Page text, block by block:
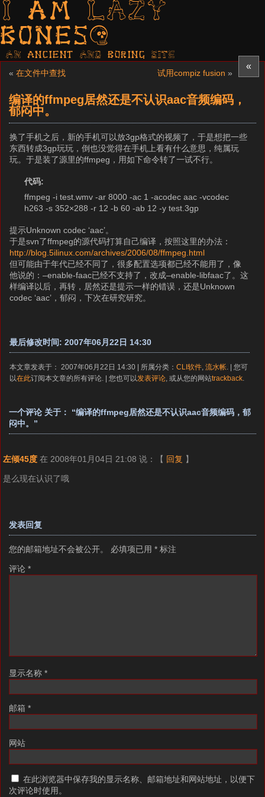
I am LAZY
bones?
AN ancient AND boring SITE
«
« 在文件中查找 试用compiz fusion »
编译的ffmpeg居然还是不认识aac音频编码，
郁闷中。
换了手机之后，新的手机可以放3gp格式的视频了，于是想把一些
东西转成3gp玩玩，倒也没觉得在手机上看有什么意思，纯属玩
玩。于是装了源里的ffmpeg，用如下命令转了一试不行。
代码:
ffmpeg -i test.wmv -ar 8000 -ac 1 -acodec aac -vcodec
h263 -s 352×288 -r 12 -b 60 -ab 12 -y test.3gp
提示Unknown codec ‘aac’。
于是svn了ffmpeg的源代码打算自己编译，按照这里的办法：
http://blog.5ilinux.com/archives/2006/08/ffmpeg.html
但可能由于年代已经不同了，很多配置选项都已经不能用了，像
他说的：–enable-faac已经不支持了，改成–enable-libfaac了。这
样编译以后，再转，居然还是提示一样的错误，还是Unknown
codec ‘aac’，郁闷，下次在研究研究。
最后修改时间: 2007年06月22日 14:30
本文章发表于： 2007年06月22日 14:30 | 所属分类：CLI软件 ,流水帐 . | 您可
以在此订阅本文章的所有评论. | 您也可以 发表评论 , 或从您的网站trackback
一个评论 关于： “编译的ffmpeg居然还是不认识aac音频编码，郁
闷中。”
左倾45度 在 2008年01月04日 21:08 说： 【 回复 】
是么现在认识了哦
发表回复
您的邮箱地址不会被公开。 必填项已用 * 标注
评论 *
显示名称 *
邮箱 *
网站
在此浏览器中保存我的显示名称、邮箱地址和网站地址，以便下
次评论时使用。